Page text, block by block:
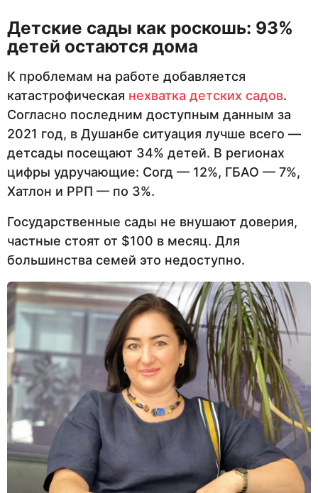
Детские сады как роскошь: 93%
детей остаются дома
К проблемам на работе добавляется
катастрофическая нехватка детских садов.
Согласно последним доступным данным за
2021 год, в Душанбе ситуация лучше всего —
детсады посещают 34% детей. В регионах
цифры удручающие: Согд — 12%, ГБАО — 7%,
Хатлон и РРП — по 3%.
Государственные сады не внушают доверия,
частные стоят от $100 в месяц. Для
большинства семей это недоступно.